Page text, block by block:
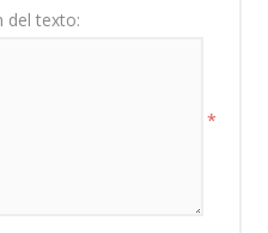
del texto:
*